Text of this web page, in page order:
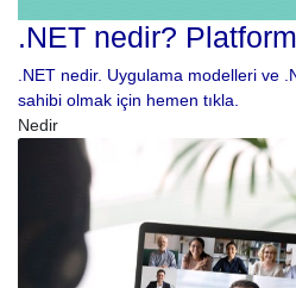
.NET nedir?
.NET nedir. Uygulama modelleri ve
sahibi olmak için hemen tıkla.
Nedir